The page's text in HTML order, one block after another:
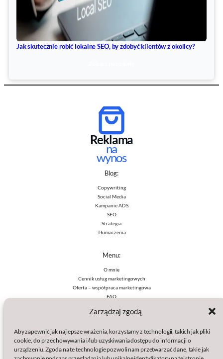
Zarządzaj zgodą
Aby zapewnić jak najlepsze wrażenia, korzystamy z technologii, takich jak pliki
cookie, do przechowywania i/lub uzyskiwania dostępu do informacji o
urządzeniu. Zgoda na te technologie pozwoli nam przetwarzać dane, takie jak
Jak skutecznie robić lokalne SEO, by zdobyć klientów z okolicy?
Reklama
na
wynos
Blog:
Copywriting
Social Media
Kampanie ADS
SEO
Strategia
Tłumaczenia
Menu:
O mnie
Cennik usług marketingowych
Oferta – współpraca marketingowa
FAQ
Polityki:
Polityka prywatności
Polityka plików cookies (EU)
Wydawcą serwisu jest: